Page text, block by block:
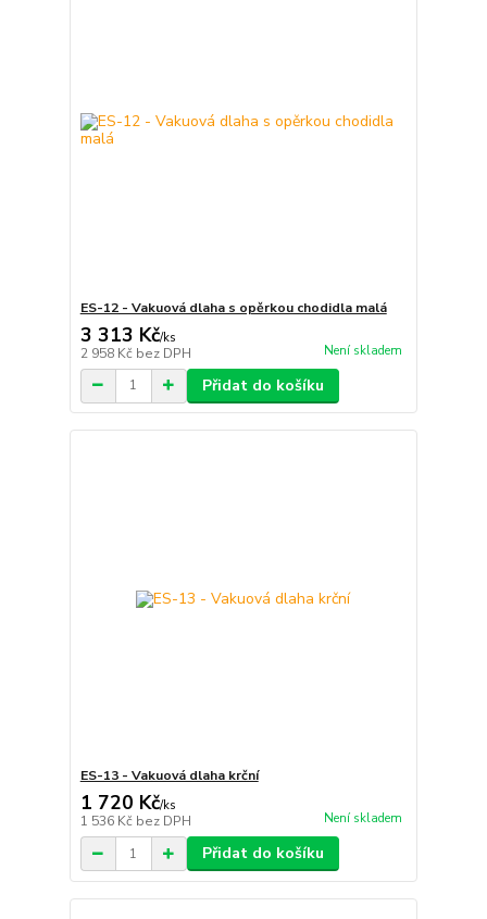
ES-12 - Vakuová dlaha s opěrkou chodidla malá
3 313 Kč/ks
2 958 Kč bez DPH Není skladem
Přidat do košíku
ES-13 - Vakuová dlaha krční
1 720 Kč/ks
1 536 Kč bez DPH Není skladem
Přidat do košíku